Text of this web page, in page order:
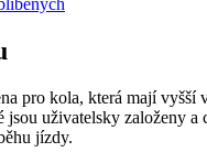
pro kola, která mají vyšší
jsou uživatelsky založeny a
jízdy.